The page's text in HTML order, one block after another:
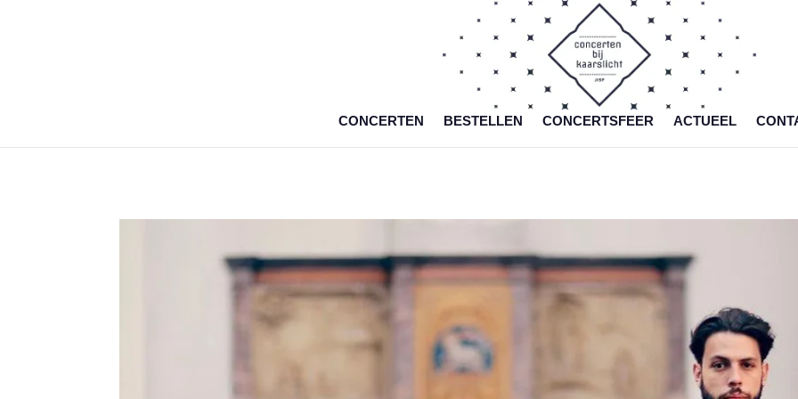
CONCERTEN BESTELLEN CONCERTSFEER ACTUEEL